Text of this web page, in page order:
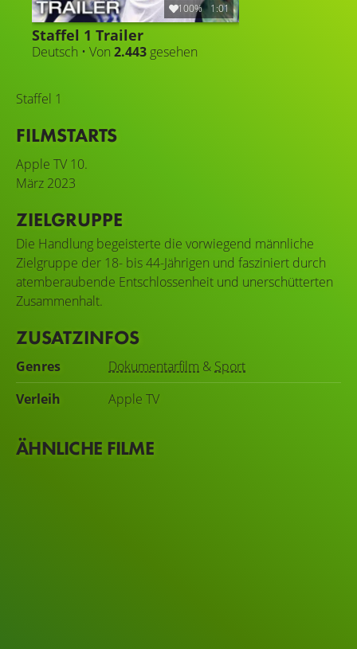
100% 1:01
Staffel 1 Trailer
Deutsch • Von 2.443 gesehen
Staffel 1
FILMSTARTS
Apple TV 10.
März 2023
ZIELGRUPPE
Die Handlung begeisterte die vorwiegend männliche
Zielgruppe der 18- bis 44-Jährigen und fasziniert durch
atemberaubende Entschlossenheit und unerschütterten
Zusammenhalt.
ZUSATZINFOS
Genres Dokumentarfilm & Sport
Verleih
Apple TV
ÄHNLICHE FILME